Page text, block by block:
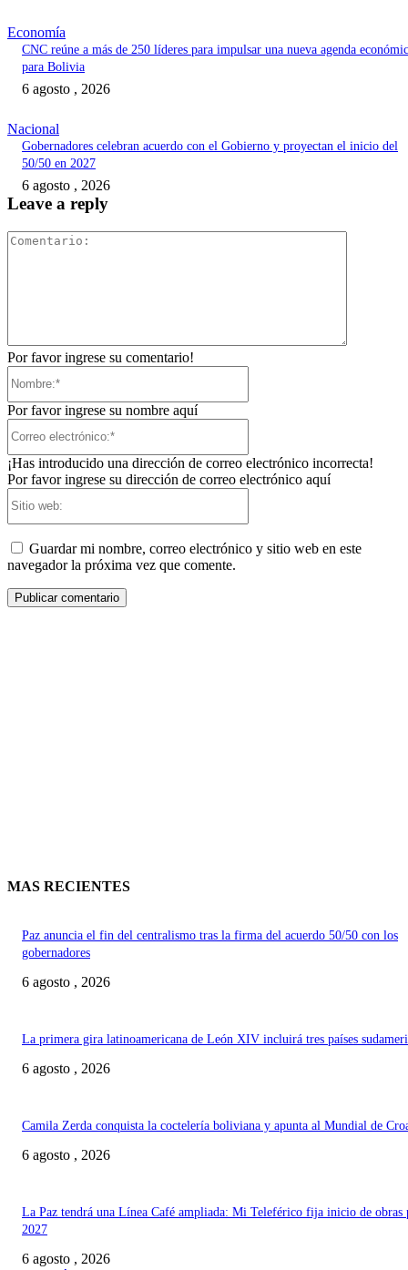
Economía
CNC reúne a más de 250 líderes para impulsar una nueva agenda
para Bolivia
6 agosto , 2026
Nacional
Gobernadores celebran acuerdo con el Gobierno y proyectan el inicio del
50/50 en 2027
6 agosto , 2026
Leave a reply
Por favor ingrese su comentario!
Por favor ingrese su nombre aquí
¡Has introducido una dirección de correo electrónico incorrecta!
Por favor ingrese su dirección de correo electrónico aquí
Guardar mi nombre, correo electrónico y sitio web en este
navegador la próxima vez que comente.
MAS RECIENTES
Paz anuncia el fin del centralismo tras la firma del acuerdo 50/50 con los
gobernadores
6 agosto , 2026
La primera gira latinoamericana de León XIV incluirá tres países
6 agosto , 2026
Camila Zerda conquista la coctelería boliviana y apunta al Mundial de
6 agosto , 2026
La Paz tendrá una Línea Café ampliada: Mi Teleférico fija inicio de obras
2027
6 agosto , 2026